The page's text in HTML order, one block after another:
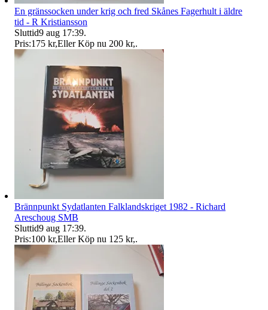
En gränssocken under krig och fred Skånes Fagerhult i äldre
tid - R Kristiansson
Sluttid9 aug 17:39.
Pris:175 kr,Eller Köp nu 200 kr,.
Brännpunkt Sydatlanten Falklandskriget 1982 - Richard
Areschoug SMB
Sluttid9 aug 17:39.
Pris:100 kr,Eller Köp nu 125 kr,.